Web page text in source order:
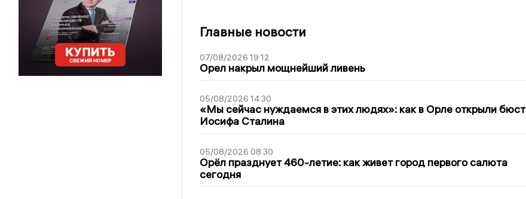
Главные новости
07/08/2026 19:12
Орел накрыл мощнейший ливень
05/08/2026 14:30
«Мы сейчас нуждаемся в этих людях»: как в Орле открыли бюст
Иосифа Сталина
05/08/2026 08:30
Орёл празднует 460-летие: как живет город первого салюта
сегодня